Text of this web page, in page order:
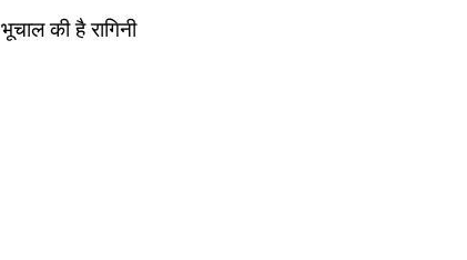
भूचाल की है रागिनी